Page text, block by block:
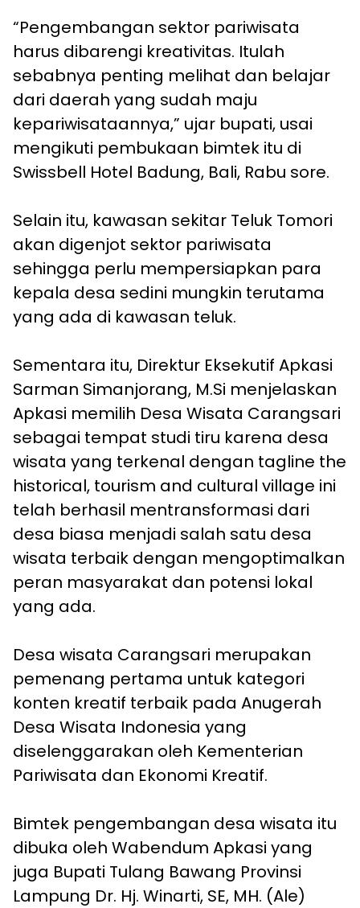
“Pengembangan sektor pariwisata
harus dibarengi kreativitas. Itulah
sebabnya penting melihat dan belajar
dari daerah yang sudah maju
kepariwisataannya,” ujar bupati, usai
mengikuti pembukaan bimtek itu di
Swissbell Hotel Badung, Bali, Rabu sore.
Selain itu, kawasan sekitar Teluk Tomori
akan digenjot sektor pariwisata
sehingga perlu mempersiapkan para
kepala desa sedini mungkin terutama
yang ada di kawasan teluk.
Sementara itu, Direktur Eksekutif Apkasi
Sarman Simanjorang, M.Si menjelaskan
Apkasi memilih Desa Wisata Carangsari
sebagai tempat studi tiru karena desa
wisata yang terkenal dengan tagline the
historical, tourism and cultural village ini
telah berhasil mentransformasi dari
desa biasa menjadi salah satu desa
wisata terbaik dengan mengoptimalkan
peran masyarakat dan potensi lokal
yang ada.
Desa wisata Carangsari merupakan
pemenang pertama untuk kategori
konten kreatif terbaik pada Anugerah
Desa Wisata Indonesia yang
diselenggarakan oleh Kementerian
Pariwisata dan Ekonomi Kreatif.
Bimtek pengembangan desa wisata itu
dibuka oleh Wabendum Apkasi yang
juga Bupati Tulang Bawang Provinsi
Lampung Dr. Hj. Winarti, SE, MH. (Ale)